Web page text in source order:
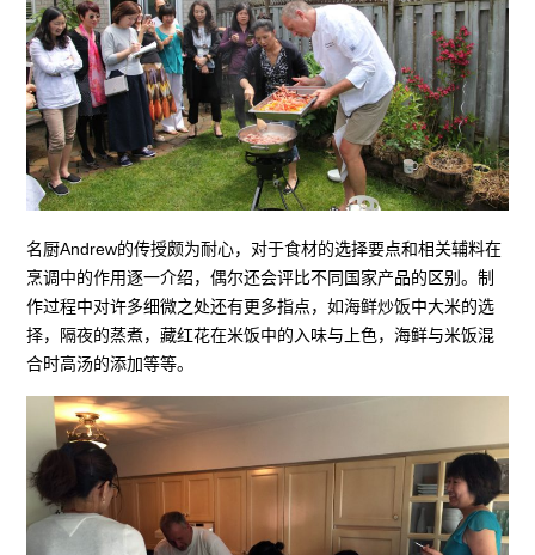
名厨Andrew的传授颇为耐心，对于食材的选择要点和相关辅料在
烹调中的作用逐一介绍，偶尔还会评比不同国家产品的区别。制
作过程中对许多细微之处还有更多指点，如海鲜炒饭中大米的选
择，隔夜的蒸煮，藏红花在米饭中的入味与上色，海鲜与米饭混
合时高汤的添加等等。